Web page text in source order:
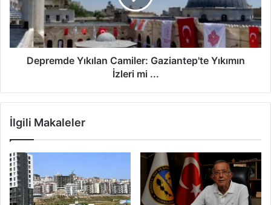
ı
r
a
k
m
d
e
Y
m
i
l
e
Depremde Yıkılan Camiler: Gaziantep'te Yıkımın
İzleri mi ...
İlgili Makaleler